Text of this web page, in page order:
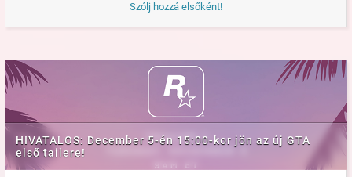
Szólj hozzá elsőként!
HIVATALOS: December 5-én 15:00-kor jön az új GTA
első tailere!